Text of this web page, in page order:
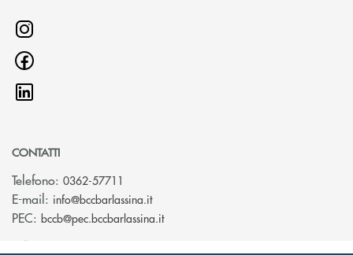
CONTATTI
Telefono: 0362-57711
E-mail: info@bccbarlassina.it(si apre l’app di posta elettronica)
PEC: bccb@pec.bccbarlassina.it(si apre l’app di posta elettronica)